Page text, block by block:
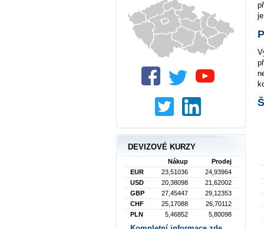
DEVIZOVÉ KURZY
Nákup
Prodej
EUR
23,51036
24,93964
USD
20,38098
21,62002
GBP
27,45447
29,12353
CHF
25,17088
26,70112
PLN
5,46852 5,80098